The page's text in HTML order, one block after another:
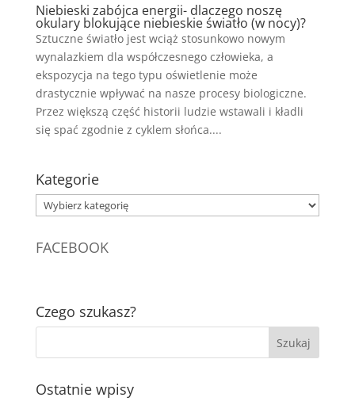
Niebieski zabójca energii- dlaczego noszę
okulary blokujące niebieskie światło (w nocy)?
Sztuczne światło jest wciąż stosunkowo nowym
wynalazkiem dla współczesnego człowieka, a
ekspozycja na tego typu oświetlenie może
drastycznie wpływać na nasze procesy biologiczne.
Przez większą część historii ludzie wstawali i kładli
się spać zgodnie z cyklem słońca....
Kategorie
Kategorie
FACEBOOK
Czego szukasz?
Ostatnie wpisy